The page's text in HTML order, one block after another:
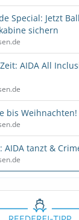
Special: Jetzt
sichern
AIDA All
bis Weihnachten!
AIDA tanzt &